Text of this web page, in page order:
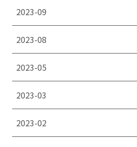
2023-09
2023-08
2023-05
2023-03
2023-02